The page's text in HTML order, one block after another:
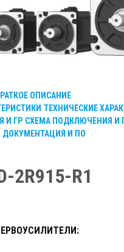
ОПИСАНИЕ
ТЕХНИЧЕСКИЕ
И ГР СХЕМА ПОДКЛЮЧЕНИЯ И
ДОКУМЕНТАЦИЯ И ПО
2R915-R1